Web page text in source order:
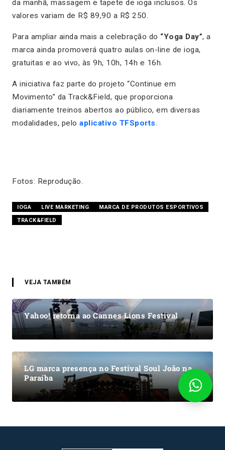
da manhã, massagem e tapete de ioga inclusos. Os
valores variam de R$ 89,90 a R$ 250.
Para ampliar ainda mais a celebração do “Yoga Day”, a
marca ainda promoverá quatro aulas on-line de ioga,
gratuitas e ao vivo, às 9h, 10h, 14h e 16h.
A iniciativa faz parte do projeto “Continue em
Movimento” da Track&Field, que proporciona
diariamente treinos abertos ao público, em diversas
modalidades, pelo aplicativo TFSports.
Fotos: Reprodução.
IOGA LIVE MARKETING
MARCA DE PRODUTOS ESPORTIVOS
TRACK&FIELD
VEJA TAMBÉM
Yahoo! retorna ao Cannes Lions Festival
LG marca presença no Festival Soul João na
Paraíba